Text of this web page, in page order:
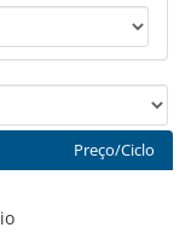
Preço/Ciclo